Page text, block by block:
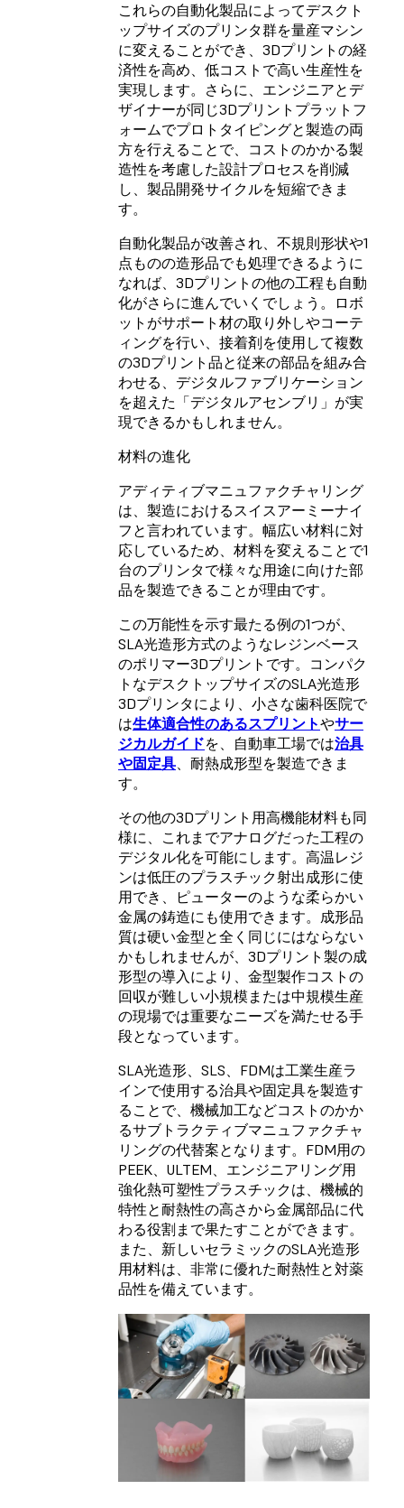
これらの自動化製品によってデスクト
ップサイズのプリンタ群を量産マシン
に変えることができ、3Dプリントの経
済性を高め、低コストで高い生産性を
実現します。さらに、エンジニアとデ
ザイナーが同じ3Dプリントプラットフ
ォームでプロトタイピングと製造の両
方を行えることで、コストのかかる製
造性を考慮した設計プロセスを削減
し、製品開発サイクルを短縮できま
す。
自動化製品が改善され、不規則形状や1
点ものの造形品でも処理できるように
なれば、3Dプリントの他の工程も自動
化がさらに進んでいくでしょう。ロボ
ットがサポート材の取り外しやコーテ
ィングを行い、接着剤を使用して複数
の3Dプリント品と従来の部品を組み合
わせる、デジタルファブリケーション
を超えた「デジタルアセンブリ 」が実
現できるかもしれません。
材料の進化
アディティブマニュファクチャリング
は、製造におけるスイスアーミーナイ
フと言われています。幅広い材料に対
応しているため、材料を変えることで1
台のプリンタで様々な用途に向けた部
品を製造できることが理由です。
この万能性を示す最たる例の1つが、
SLA光造形方式のようなレジンベース
のポリマー3Dプリントです。コンパク
トなデスクトップサイズのSLA光造形
3Dプリンタにより、小さな歯科医院で
は生体適合性のあるスプリントやサー
ジカルガイドを、自動車工場では治具
や固定具 、耐熱成形型を製造できま
す。
その他の3Dプリント用高機能材料も同
様に、これまでアナログだった工程の
デジタル化を可能にします。高温レジ
ンは低圧のプラスチック射出成形に使
用でき、ピューターのような柔らかい
金属の鋳造にも使用できます。成形品
質は硬い金型と全く同じにはならない
かもしれませんが、3Dプリント製の成
形型の導入により、金型製作コストの
回収が難しい小規模または中規模生産
の現場では重要なニーズを満たせる手
段となっています。
SLA光造形、SLS、FDMは工業生産ラ
インで使用する治具や固定具を製造す
ることで、機械加工などコストのかか
るサブトラクティブマニュファクチャ
リングの代替案となります。FDM用の
PEEK、ULTEM、エンジニアリング用
強化熱可塑性プラスチックは、機械的
特性と耐熱性の高さから金属部品に代
わる役割まで果たすことができます。
また、新しいセラミックのSLA光造形
用材料は、非常に優れた耐熱性と対薬
品性を備えています。